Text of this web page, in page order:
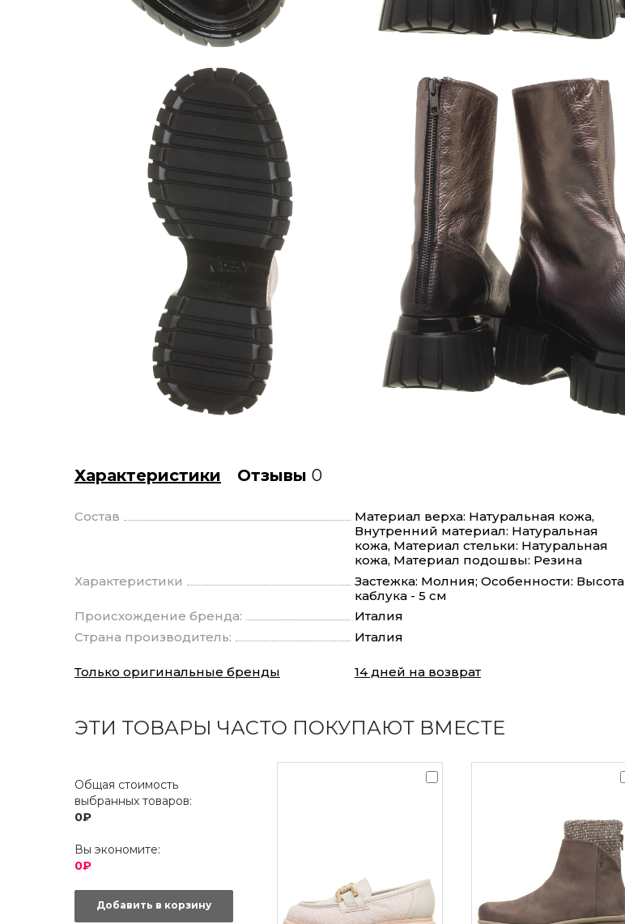
Характеристики Отзывы 0
Состав
Материал верха: Натуральная кожа,
Внутренний материал: Натуральная
кожа, Материал стельки: Натуральная
кожа, Материал подошвы: Резина
Характеристики
Застежка: Молния; Особенности: Высота
каблука - 5 см
Происхождение бренда:
Италия
Страна производитель:
Италия
Только оригинальные бренды 14 дней на возврат
ЭТИ ТОВАРЫ ЧАСТО ПОКУПАЮТ ВМЕСТЕ
Общая стоимость
выбранных товаров:
0₽
Вы экономите:
0₽
Добавить в корзину